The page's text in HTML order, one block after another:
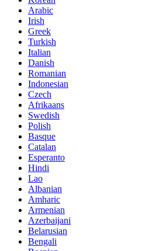
Arabic
Irish
Greek
Turkish
Italian
Danish
Romanian
Indonesian
Czech
Afrikaans
Swedish
Polish
Basque
Catalan
Esperanto
Hindi
Lao
Albanian
Amharic
Armenian
Azerbaijani
Belarusian
Bengali